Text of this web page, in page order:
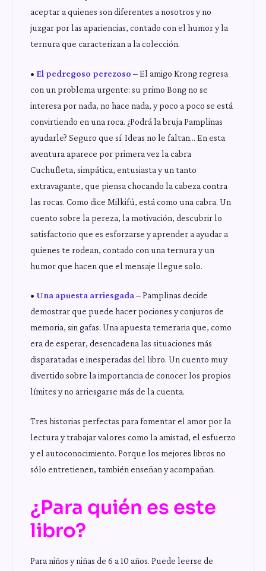
aceptar a quienes son diferentes a nosotros y no
juzgar por las apariencias, contado con el humor y la
ternura que caracterizan a la colección.
• El pedregoso perezoso – El amigo Krong regresa
con un problema urgente: su primo Bong no se
interesa por nada, no hace nada, y poco a poco se está
convirtiendo en una roca. ¿Podrá la bruja Pamplinas
ayudarle? Seguro que sí. Ideas no le faltan… En esta
aventura aparece por primera vez la cabra
Cuchufleta, simpática, entusiasta y un tanto
extravagante, que piensa chocando la cabeza contra
las rocas. Como dice Milkifú, está como una cabra. Un
cuento sobre la pereza, la motivación, descubrir lo
satisfactorio que es esforzarse y aprender a ayudar a
quienes te rodean, contado con una ternura y un
humor que hacen que el mensaje llegue solo.
• Una apuesta arriesgada – Pamplinas decide
demostrar que puede hacer pociones y conjuros de
memoria, sin gafas. Una apuesta temeraria que, como
era de esperar, desencadena las situaciones más
disparatadas e inesperadas del libro. Un cuento muy
divertido sobre la importancia de conocer los propios
límites y no arriesgarse más de la cuenta.
Tres historias perfectas para fomentar el amor por la
lectura y trabajar valores como la amistad, el esfuerzo
y el autoconocimiento. Porque los mejores libros no
sólo entretienen, también enseñan y acompañan.
¿Para quién es este
libro?
Para niños y niñas de 6 a 10 años. Puede leerse de